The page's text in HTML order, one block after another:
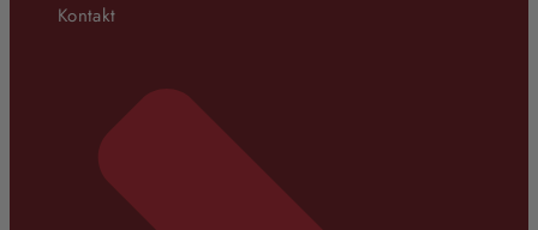
Kontakt